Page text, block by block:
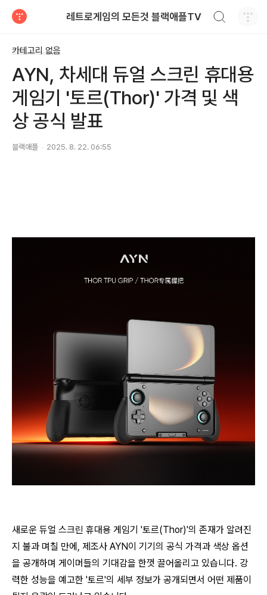
레트로게임의 모든것 블랙애플TV
카테고리 없음
AYN, 차세대 듀얼 스크린 휴대용
게임기 '토르(Thor)' 가격 및 색
상 공식 발표
블랙애플 2025. 8. 22. 06:55
새로운 듀얼 스크린 휴대용 게임기 '토르(Thor)'의 존재가 알려진
지 불과 며칠 만에, 제조사 AYN이 기기의 공식 가격과 색상 옵션
을 공개하며 게이머들의 기대감을 한껏 끌어올리고 있습니다. 강
력한 성능을 예고한 '토르'의 세부 정보가 공개되면서 어떤 제품이